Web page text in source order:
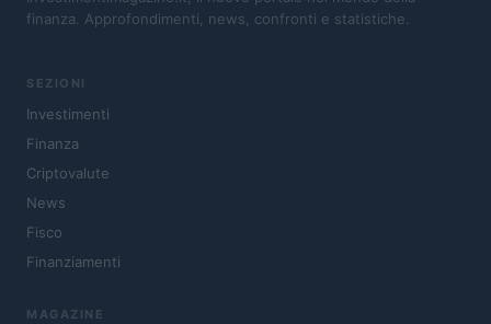
finanza. Approfondimenti, news, confronti e statistiche.
SEZIONI
Investimenti
Finanza
Criptovalute
News
Fisco
Finanziamenti
MAGAZINE